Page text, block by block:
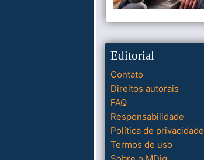
Editorial
Contato
Direitos autorais
FAQ
Responsabilidade
Política de privacidade
Termos de uso